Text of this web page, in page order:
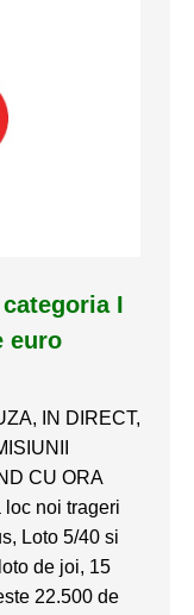
I
euro
IN DIRECT,
CU ORA
noi trageri
Loto 5/40 si
de joi, 15
22.500 de